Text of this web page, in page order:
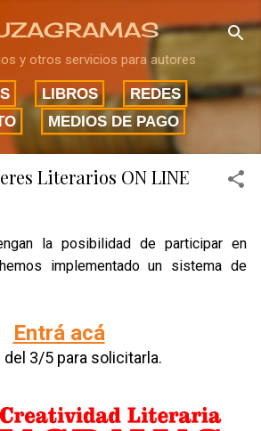
al contenido principal
y otros servicios para autores
LIBROS
REDES
MEDIOS DE PAGO
Literarios ON LINE
la posibilidad de participar en
implementado un sistema de
Entrá acá
del 3/5 para solicitarla.